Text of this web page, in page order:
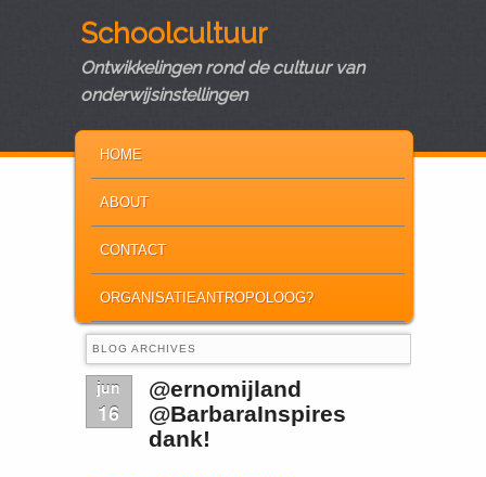
Schoolcultuur
Ontwikkelingen rond de cultuur van
onderwijsinstellingen
SKIP TO PRIMARY CONTENT
SKIP TO SECONDARY CONTENT
HOME
ABOUT
CONTACT
ORGANISATIEANTROPOLOOG?
BLOG ARCHIVES
jun
16
@ernomijland
@BarbaraInspires
dank!